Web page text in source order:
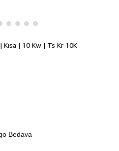
| 10 Kw | Ts Kr 10K
Bedava